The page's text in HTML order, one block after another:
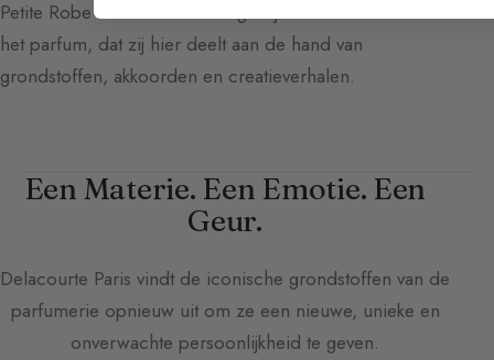
Petite Robe Noire. Een leven gewijd aan de kunst van
het parfum, dat zij hier deelt aan de hand van
grondstoffen, akkoorden en creatieverhalen.
Een Materie. Een Emotie. Een
Geur.
Delacourte Paris vindt de iconische grondstoffen van de
parfumerie opnieuw uit om ze een nieuwe, unieke en
onverwachte persoonlijkheid te geven.